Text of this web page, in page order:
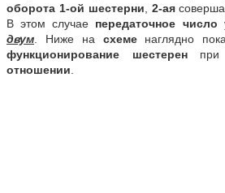
оборота 1-ой шестерни 2-ая
В этом случае передаточное число
двум . Ниже на схеме наглядно
функционирование шестеренпри
отношении